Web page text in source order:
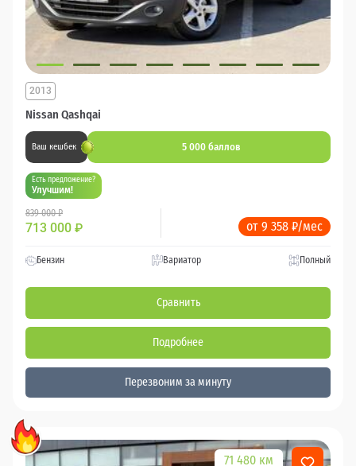
Nissan Qashqai
2013
Ваш кешбек 5 000 баллов
Есть предложение?
Улучшим!
839 000 ₽
713 000 ₽ от 9 358 ₽/мес
Бензин Вариатор Полный
Сравнить
Подробнее
Перезвоним за минуту
71 480 км